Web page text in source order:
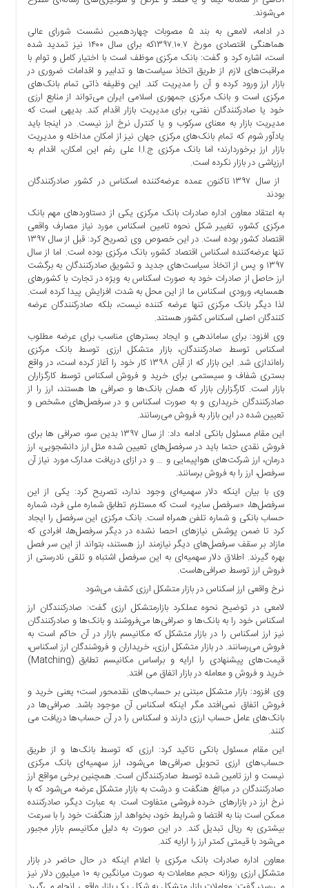
می‌شوند.
در ادامه، لامعی به بند ۵ مصوبات چهاردهمین نشست شورای عالی
هماهنگی اقتصادی مورخ ۱۳۹۷.۱۰.۷که برای سال ۱۴۰۰ نیز تمدید شده
است، اشاره کرد و گفت: بانک مرکزی موظف است با اختیار کامل و توام با
مراقبت‌های لازم از طریق اتخاذ سیاست‌ها و تدابیر و اقدامات ضروری در
بازار ارز ورود کرده و آن را مدیریت کند. این وظیفه ذاتی تمام بانک‌های
مرکزی است و بانک مرکزی جمهوری اسلامی ایران می‌تواند از منابع ارزی
خود یا صادرکنندگان نفتی، برای مدیریت بازار اقدام کند. بدیهی است که
مدیریت بازار به معنای سرکوب و یا کنترل نرخ ارز نیست. در اینجا باید
یادآور شوم که تمام بانک‌های مرکزی جهان نیز از امکان مداخله و مدیریت
بازار ارز برخوردارند؛ اما بانک مرکزی ج.ا.ا علی رغم این امکان، اقدام به
ارزپاشی در بازار نکرده است.
از سال ۱۳۹۷ تاکنون عمده عرضه‌کننده اسکناس در کشور صادرکنندگان
بودند
به اعتقاد معاون اداره صادرات بانک مرکزی یکی از دستاوردهای مهم بانک
مرکزی کشور، تغییر شکل نحوه تامین اسکناس مورد نیاز مصارف واقعی
اقتصاد کشور بوده است. در این خصوص وی تصریح کرد: قبل از سال ۱۳۹۷
تنها عرضه‌کننده اسکناس اقتصاد کشور، ‌بانک مرکزی بوده است. اما از سال
۱۳۹۷ و پس از اتخاذ سیاست‌های جدید و تشویق صادرکنندگان به برگشت
ارز حاصل از صادرات خود به صورت اسکناس به ویژه در تجارت با کشورهای
همسایه، ورودی اسکناس ما از این محل به شدت افزایش پیدا کرده است.
لذا دیگر بانک مرکزی تنها عرضه کننده نیست، بلکه صادرکنندگان عرضه
کنندگان اصلی اسکناس کشور هستند.
وی افزود: برای ساماندهی و ایجاد بسترهای مناسب برای عرضه مطلوب
اسکناس توسط صادرکنندگان، بازار متشکل ارزی توسط بانک مرکزی
راه‌اندازی شد. این بازار که از آبان ۱۳۹۸ کار خود را آغاز کرده است، در واقع
بستری شفاف و سیستمی برای خرید و فروش اسکناس توسط کارگزاران
بازار است. کارگزاران بازار که همان بانک‌ها و صرافی ها هستند، ارز را از
صادرکنندگان خریداری و به صورت اسکناس و در سرفصل‌های مشخص و
تعیین شده در این بازار به فروش می‌رسانند.
این مقام مسئول‌ بانکی ادامه داد: از سال ۱۳۹۷ بدین سو، صرافی ها برای
فروش نقدی حتما باید در سرفصل‌های تعیین شده مثل ارز دانشجویی، ‌ارز
درمان، ارز شرکت‌های هواپیمایی و … و در ازای دریافت مدارک مورد نیاز آن
سرفصل، ارز را به فروش برسانند.
وی با بیان اینکه دلار سهمیه‌ای وجود ندارد، تصریح کرد: یکی از این
سرفصل‌ها، «سرفصل سایر» است که مستلزم تطابق شماره ملی فرد، شماره
حساب بانکی و شماره تلفن همراه است. بانک مرکزی این سرفصل را ایجاد
کرد تا ضمن پوشش نیازهای احصا نشده در دیگر سرفصل‌ها،‌ افرادی که
مازاد بر سقف سرفصل‌های دیگر نیازمند ارز هستند، بتواند از این سر فصل
بهره گیرند. اطلاق دلار سهمیه‌ای به این سرفصل اشتباه و تلقی نادرستی از
فروش ارز توسط صرافی‌هاست.
نرخ واقعی ارز اسکناس در بازار متشکل ارزی کشف می‌شود
لامعی در توضیح نحوه عملکرد بازارمتشکل ارزی گفت: صادرکنندگان ارز
اسکناس خود را به بانک‌ها و صرافی‌ها می‌فروشند و بانک‌ها و صادرکنندگان
نیز ارز اسکناس را در بازار متشکل که مکانیسم بازار در آن حاکم است به
فروش می‌رسانند. در بازار متشکل ارزی،‌ خریداران و فروشندگان ارز اسکناس،
قیمت‌های پیشنهادی را ارایه و براساس مکانیسم تطابق (Matching)
خرید و فروش و معامله در بازار اتفاق می افتد.
وی افزود: بازار متشکل مبتنی بر حساب‌های نقدمحور است؛ یعنی خرید و
فروش اتفاق نمی‌افتد مگر اینکه اسکناس آن موجود باشد. صرافی‌ها در
بانک‌های عامل حساب ارزی دارند و اسکناس را در آن حساب‌ها دریافت می
کنند.
این مقام مسئول بانکی تاکید کرد: ارزی که توسط بانک‌ها و از طریق
حساب‌های ارزی تحویل صرافی‌ها می‌شود، ارز سهمیه‌ای بانک مرکزی
نیست و ارز تامین شده توسط صادرکنندگان است. همچنین برخی مواقع ارز
صادرکنندگان در مبالغ هنگفت و درشت به بازار متشکل عرضه می‌شود که با
نرخ ارز در بازارهای خرده فروشی متفاوت است. به عبارت دیگر، صادرکننده
ممکن است بنا به اقتضا و شرایط خود، بخواهد ارز هنگفت خود را با سرعت
بیشتری به ریال تبدیل کند. در این صورت به دلیل مکانیسم بازار مجبور
می‌شود با قیمتی کمتر ارز را ارایه کند.
معاون اداره صادرات بانک مرکزی با اعلام اینکه در حال حاضر در بازار
متشکل ارزی روزانه حجم معاملات به صورت میانگین به ۱۰ میلیون دلار نیز